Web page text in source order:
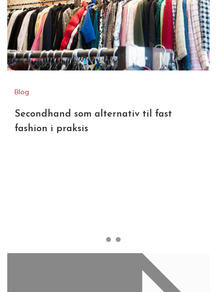
Blog
Secondhand som alternativ til fast
fashion i praksis